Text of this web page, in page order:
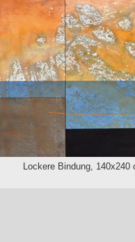
Lockere Bindung,